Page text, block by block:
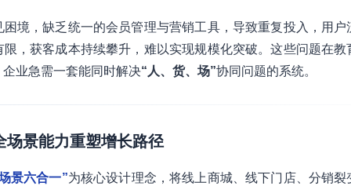
境，缺乏统一的会员管理与营销工具，导致重复投入，用
，获客成本持续攀升，难以实现规模化突破。这些问题在
业急需一套能同时解决“人、货、场”协同问题的系统。
场景能力重塑增长路径
景六合一”为核心设计理念，将线上商城、线下门店、分销